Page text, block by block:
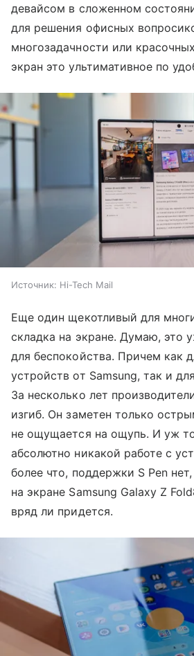
девайсом в сложенном
для решения офисных
многозадачности или
экран это ультимативное по
Источник: Hi-Tech Mail
Еще один щекотливый для
складка на экране. Думаю, это
для беспокойства. Причем как
устройств от Samsung, так и
За несколько лет
изгиб. Он заметен только
не ощущается на ощупь. И уж
абсолютно никакой работе с
более что, поддержки S Pen
на экране Samsung Galaxy Z
вряд ли придется.